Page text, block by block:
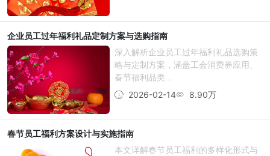
企业员工过年福利礼品定制方案与选购指南
深入解析企业员工过年福利礼品选购策
略与定制方案，涵盖工会消费券应用、
春节福利品类...
2026-02-14
8.90万
春节员工福利方案设计与实施指南
本文详解春节员工福利的多样化形式与